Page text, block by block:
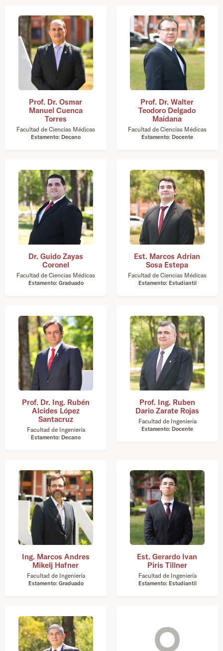
Prof. Dr. Osmar
Manuel Cuenca
Torres
Facultad de Ciencias Médicas
Estamento: Decano
Prof. Dr. Walter
Teodoro Delgado
Maidana
Facultad de Ciencias Médicas
Estamento: Docente
Dr. Guido Zayas
Coronel
Facultad de Ciencias Médicas
Estamento: Graduado
Est. Marcos Adrian
Sosa Estepa
Facultad de Ciencias Médicas
Estamento: Estudiantil
Prof. Dr. Ing. Rubén
Alcides López
Santacruz
Facultad de Ingeniería
Estamento: Decano
Prof. Ing. Ruben
Dario Zarate Rojas
Facultad de Ingeniería
Estamento: Docente
Ing. Marcos Andres
Mikelj Hafner
Facultad de Ingeniería
Estamento: Graduado
Est. Gerardo Ivan
Piris Tillner
Facultad de Ingeniería
Estamento: Estudiantil